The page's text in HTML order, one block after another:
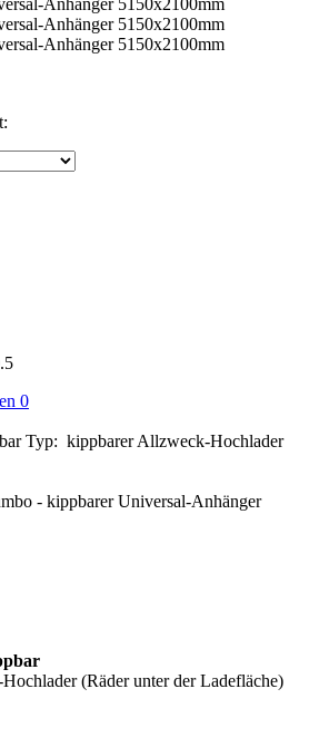
0
Typ: kippbarer Allzweck-Hochlader
- kippbarer Universal-Anhänger
(Räder unter der Ladefläche)